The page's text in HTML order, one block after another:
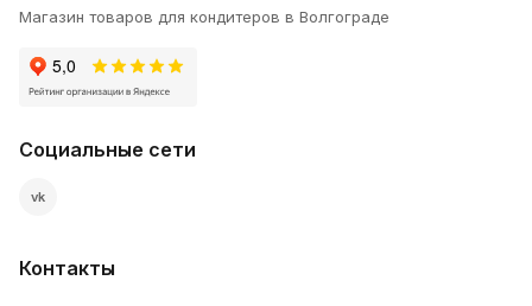
Магазин товаров для кондитеров в Волгограде
Социальные сети
vk
Контакты